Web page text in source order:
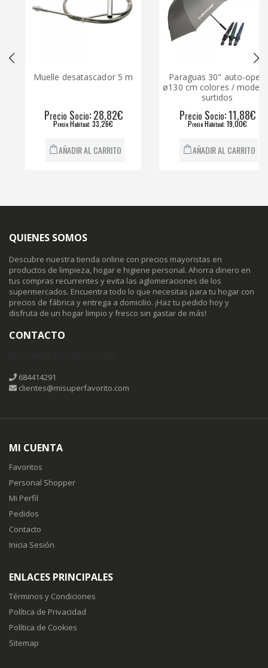
Muelle desatascador 5 m
recioSocio: 28,82€
recioHabitual: 33,26€
AÑADIR AL CARRITO
Paraguas 30" auto-open
ø130 cm colores / modelos
surtidos
recioSocio: 11,88€
recioHabitual: 19,00€
AÑADIR AL CARRITO
QUIENES SOMOS
Descubre nuestra tienda online con precios mayoristas en
productos de limpieza, hogar e higiene personal. Ahorra dinero en
tus compras recurrentes y evita las aglomeraciones de los
supermercados. Encuentra todo lo que necesitas para tu hogar con
precios de fábrica y entrega a domicilio. ¡Haz tu pedido hoy y
disfruta de un hogar limpio y fresco sin gastar de más!
CONTACTO
684414291
clientes@misuperfavorito.com
MI CUENTA
Favoritos
Personal Shopper
Mi Perfil
Pedidos
Contacto
Inicia Sesión
ENLACES PRINCIPALES
Términos y Condiciones
Política de Privacidad
Política de Cookies
Sitemap